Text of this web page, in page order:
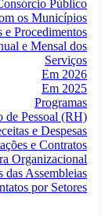
Público
os Municípios
e Procedimentos
e Mensal dos
Serviços
Em 2026
Em 2025
Programas
de Pessoal (RH)
e Despesas
e Contratos
Organizacional
das Assembleias
por Setores